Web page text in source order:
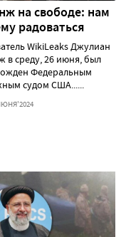
на свободе: нам
радоваться
WikiLeaks Джулиан
в среду, 26 июня, был
Федеральным
судом США......